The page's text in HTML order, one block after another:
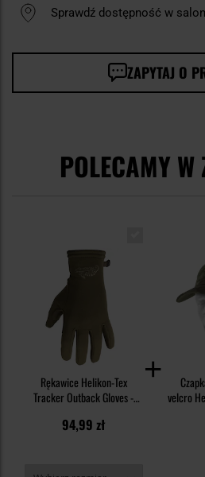
Sprawdź dostępność w
ZAPYTAJ O
POLECAMY W
Rękawice Helikon-Tex
Tracker Outback Gloves -
94,99 zł
velcro